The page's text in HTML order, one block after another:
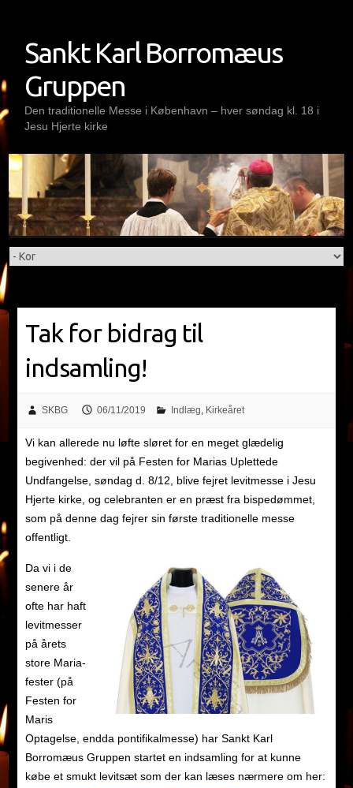
contentSankt Karl Borromæus
Gruppen
Den traditionelle Messe i København – hver søndag kl. 18 i
Jesu Hjerte kirke
Tak for bidrag til
indsamling!
SKBG 06/11/2019 Indlæg, Kirkeåret
Vi kan allerede nu løfte sløret for en meget glædelig
begivenhed: der vil på Festen for Marias Uplettede
Undfangelse, søndag d. 8/12, blive fejret levitmesse i Jesu
Hjerte kirke, og celebranten er en præst fra bispedømmet,
som på denne dag fejrer sin første traditionelle messe
offentligt.
Da vi i de
senere år
ofte har haft
levitmesser
på årets
store Maria-
fester (på
Festen for
Maris
Optagelse, endda pontifikalmesse) har Sankt Karl
Borromæus Gruppen startet en indsamling for at kunne
købe et smukt levitsæt som der kan læses nærmere om her: